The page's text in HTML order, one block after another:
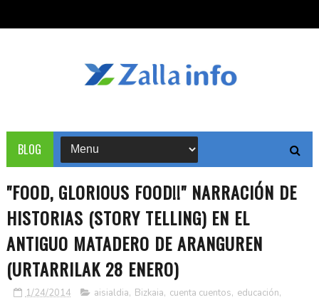
BLOG
"FOOD, GLORIOUS FOOD!!" NARRACIÓN DE
HISTORIAS (STORY TELLING) EN EL
ANTIGUO MATADERO DE ARANGUREN
(URTARRILAK 28 ENERO)
1/24/2014 aisialdia, Bizkaia, cuenta cuentos, educación,